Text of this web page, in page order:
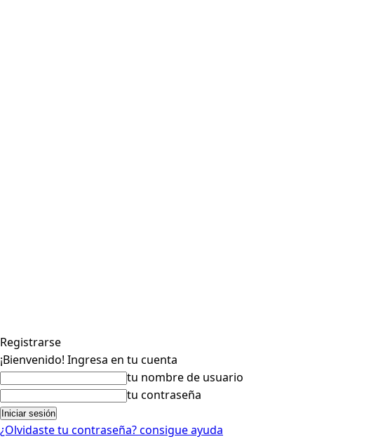
Registrarse
¡Bienvenido! Ingresa en tu cuenta
tu nombre de usuario
tu contraseña
¿Olvidaste tu contraseña? consigue ayuda